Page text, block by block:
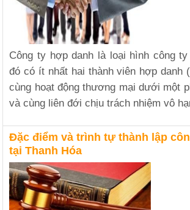
Công ty hợp danh là loại hình công
đó có ít nhất hai thành viên hợp danh
cùng hoạt động thương mại dưới một
và cùng liên đới chịu trách nhiệm vô
Đặc điểm và trình tự thành lập
tại Thanh Hóa